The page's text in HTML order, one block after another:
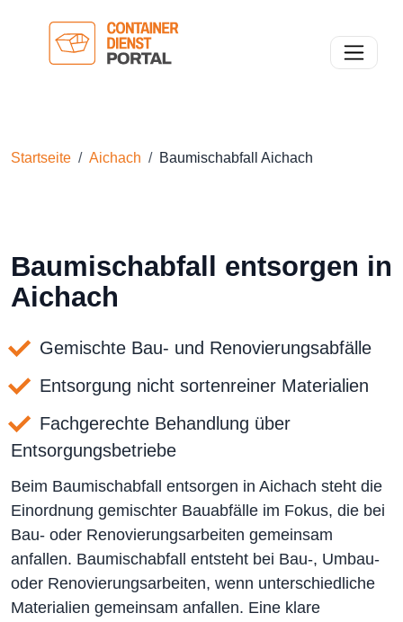
Toggle
Startseite Aichach Baumischabfall Aichach
Baumischabfall entsorgen in
Aichach
Gemischte Bau- und Renovierungsabfälle
Entsorgung nicht sortenreiner Materialien
Fachgerechte Behandlung über
Entsorgungsbetriebe
Beim Baumischabfall entsorgen in Aichach steht die
Einordnung gemischter Bauabfälle im Fokus, die bei
Bau- oder Renovierungsarbeiten gemeinsam
anfallen. Baumischabfall entsteht bei Bau-, Umbau-
oder Renovierungsarbeiten, wenn unterschiedliche
Materialien gemeinsam anfallen. Eine klare